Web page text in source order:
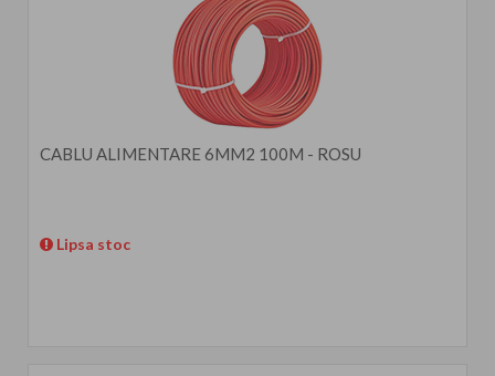
CABLU ALIMENTARE 6MM2 100M - ROSU
Lipsa stoc